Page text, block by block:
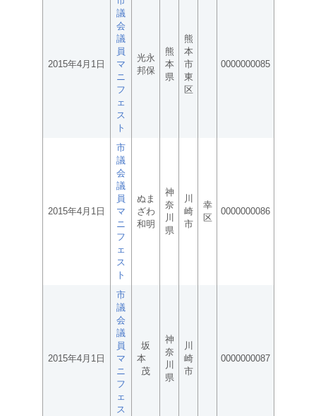
2015年4月1日
議
会
議
員
マ
ニ
フ
ェ
ス
ト
光永
邦保
熊
本
県
熊
本
市
東
区
0000000085
2015年4月1日
市
議
会
議
員
マ
ニ
フ
ェ
ス
ト
ぬま
ざわ
和明
神
奈
川
県
川
崎
市
幸
区
0000000086
2015年4月1日
市
議
会
議
員
マ
ニ
フ
ェ
ス
坂
本
茂
神
奈
川
県
川
崎
市
0000000087